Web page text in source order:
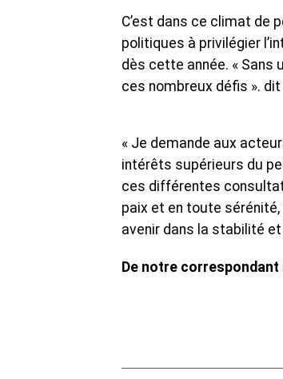
C’est dans ce climat de
politiques à privilégier
dès cette année. « Sans
ces nombreux défis ».
« Je demande aux
intérêts supérieurs du
ces différentes
paix et en toute sérénité,
avenir dans la stabilité
De notre correspondant